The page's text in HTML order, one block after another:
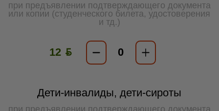
при предъявлении подтверждающего документа
или копии (студенческого билета, удостоверения
и тд.)
12 ƃ
Дети-инвалиды, дети-сироты